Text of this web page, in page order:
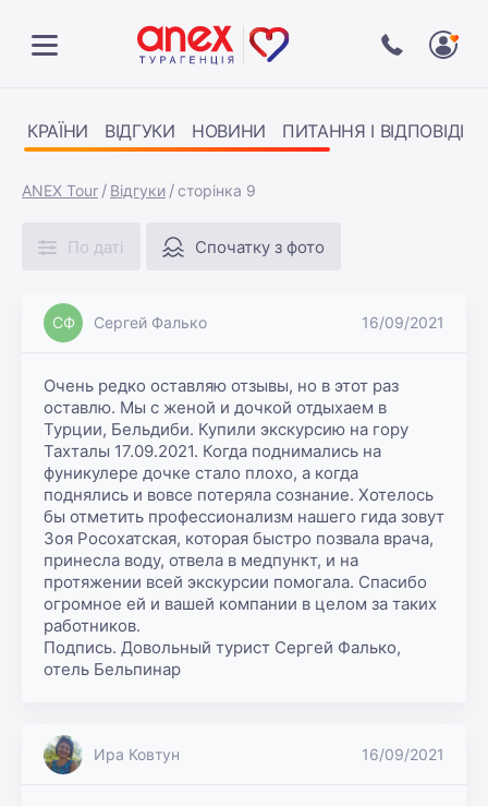
КРАЇНИ ВІДГУКИ НОВИНИ ПИТАННЯ І ВІДПОВІДІ
ANEX Tour Відгуки сторінка 9
По даті Спочатку з фото
СФ Сергей Фалько 16/09/2021
Очень редко оставляю отзывы, но в этот раз
оставлю. Мы с женой и дочкой отдыхаем в
Турции, Бельдиби. Купили экскурсию на гору
Тахталы 17.09.2021. Когда поднимались на
фуникулере дочке стало плохо, а когда
поднялись и вовсе потеряла сознание. Хотелось
бы отметить профессионализм нашего гида зовут
Зоя Росохатская, которая быстро позвала врача,
принесла воду, отвела в медпункт, и на
протяжении всей экскурсии помогала. Спасибо
огромное ей и вашей компании в целом за таких
работников.
Подпись. Довольный турист Сергей Фалько,
отель Бельпинар
Ира Ковтун 16/09/2021